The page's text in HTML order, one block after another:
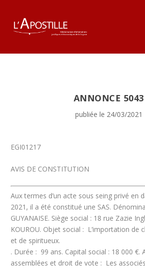
ANNONCE 5043
publiée le 24/03/2021
EGI01217
AVIS DE CONSTITUTION
Aux termes d’un acte sous seing privé en
2021, il a été constitué une SAS.
GUYANAISE. Siège social : 18 rue Zazie
KOUROU. Objet social : L’importation de
et de spiritueux.
. Durée : 99 ans. Capital social : 18 000 €.
assemblées et droit de vote : Les